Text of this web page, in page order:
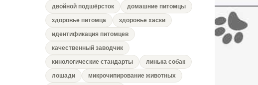
двойной подшёрсток
домашние питомцы
здоровье питомца
здоровье хаски
идентификация питомцев
качественный заводчик
кинологические стандарты
линька собак
лошади
микрочипирование животных